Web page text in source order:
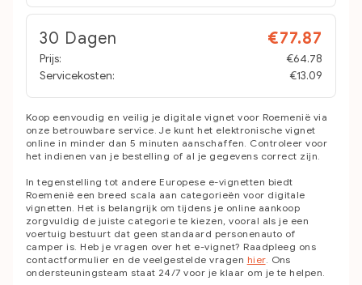
30 Dagen €77.87
Prijs:
€64.78
Servicekosten:
€13.09
Koop eenvoudig en veilig je digitale vignet voor Roemenië via
onze betrouwbare service. Je kunt het elektronische vignet
online in minder dan 5 minuten aanschaffen. Controleer voor
het indienen van je bestelling of al je gegevens correct zijn.
In tegenstelling tot andere Europese e-vignetten biedt
Roemenië een breed scala aan categorieën voor digitale
vignetten. Het is belangrijk om tijdens je online aankoop
zorgvuldig de juiste categorie te kiezen, vooral als je een
voertuig bestuurt dat geen standaard personenauto of
camper is. Heb je vragen over het e-vignet? Raadpleeg ons
contactformulier en de veelgestelde vragen hier. Ons
ondersteuningsteam staat 24/7 voor je klaar om je te helpen.